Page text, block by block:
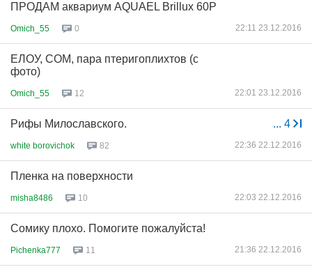
ПРОДАМ аквариум AQUAEL Brillux 60P
Omich_55 0 22:11 23.12.2016
ЕЛОУ, СОМ, пара птеригоплихтов (с
фото)
Omich_55 12 22:01 23.12.2016
... 4
Рифы Милославского.
white borovichok 82 22:36 22.12.2016
Пленка на поверхности
misha8486 10 22:03 22.12.2016
Сомику плохо. Помогите пожалуйста!
Pichenka777 11 21:36 22.12.2016